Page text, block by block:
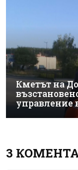
Кметът на
управление
3